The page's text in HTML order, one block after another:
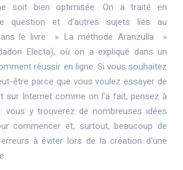
soit bien optimisée. On a traité en
question et d’autres sujets liés au
le livre » La méthode Aranzulla »
Electa), où on a expliqué dans un
réussir en ligne. Si vous souhaitez
être parce que vous voulez essayer de
sur Internet comme on l’a fait, pensez à
vous y trouverez de nombreuses idées
commencer et, surtout, beaucoup de
à éviter lors de la création d’une